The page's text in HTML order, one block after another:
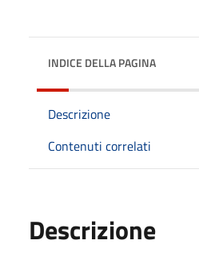
INDICE DELLA PAGINA
Descrizione
Contenuti correlati
Descrizione